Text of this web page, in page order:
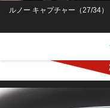
ルノー キャプチャー（27/34）